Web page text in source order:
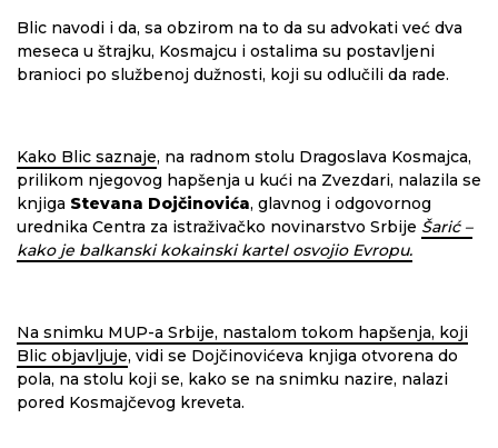
Blic navodi i da, sa obzirom na to da su advokati već dva
meseca u štrajku, Kosmajcu i ostalima su postavljeni
branioci po službenoj dužnosti, koji su odlučili da rade.
Kako Blic saznaje, na radnom stolu Dragoslava Kosmajca,
prilikom njegovog hapšenja u kući na Zvezdari, nalazila se
knjiga Stevana Dojčinovića, glavnog i odgovornog
urednika Centra za istraživačko novinarstvo Srbije Šarić –
kako je balkanski kokainski kartel osvojio Evropu.
Na snimku MUP-a Srbije, nastalom tokom hapšenja, koji
Blic objavljuje, vidi se Dojčinovićeva knjiga otvorena do
pola, na stolu koji se, kako se na snimku nazire, nalazi
pored Kosmajčevog kreveta.